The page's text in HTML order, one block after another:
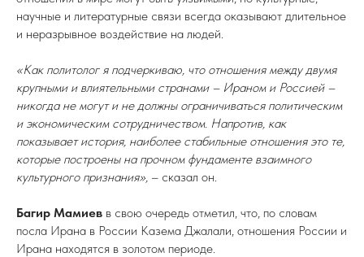
научные и литературные связи всегда оказывают длительное
и неразрывное воздействие на людей.
«Как политолог я подчеркиваю, что отношения между двумя
крупными и влиятельными странами – Ираном и Россией –
никогда не могут и не должны ограничиваться политическим
и экономическим сотрудничеством. Напротив, как
показывает история, наиболее стабильные отношения это те,
которые построены на прочном фундаменте взаимного
культурного признания», – сказал он.
Багир Мамиев в свою очередь отметил, что, по словам
посла Ирана в России Казема Джалали, отношения России и
Ирана находятся в золотом периоде.